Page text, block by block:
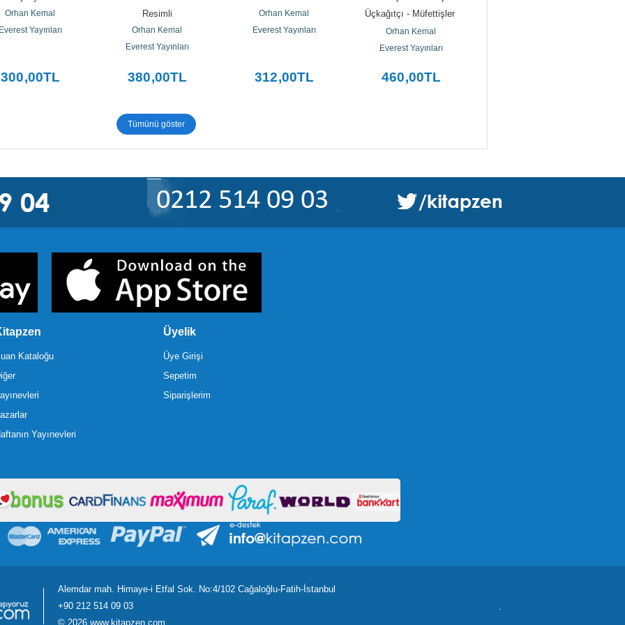
Orhan Kemal
Everest Yayınları
300,00TL
Resimli
Orhan Kemal
Everest Yayınları
380,00TL
Orhan Kemal
Everest Yayınları
312,00TL
Üçkağıtçı - Müfettişler
Müfettişi 1-2 - İki...
Orhan Kemal
Everest Yayınları
460,00TL
Tümünü göster
Kataloğu
Yayınevleri
Üyelik
Üye Girişi
Sepetim
Siparişlerim
Alemdar mah. Himaye-i Etfal Sok. No:4/102 Cağaloğlu-Fatih-İstanbul
+90 212 514 09 03
© 2026 www.kitapzen.com
.